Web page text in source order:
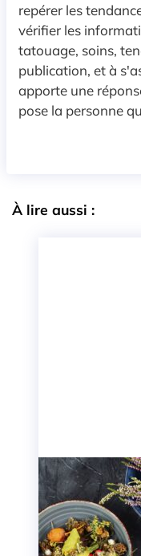
repérer les
vérifier les
tatouage, soins,
publication, et à
apporte une
pose la personne
À lire aussi :